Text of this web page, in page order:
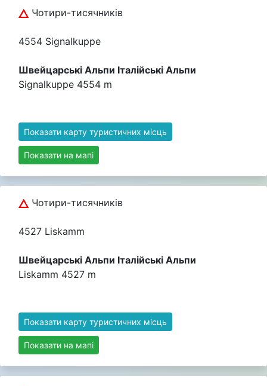
Чотири-тисячників
4554 Signalkuppe
Швейцарські Альпи Італійські Альпи
Signalkuppe 4554 m
Показати карту туристичних місць
Показати на мапі
Чотири-тисячників
4527 Liskamm
Швейцарські Альпи Італійські Альпи
Liskamm 4527 m
Показати карту туристичних місць
Показати на мапі